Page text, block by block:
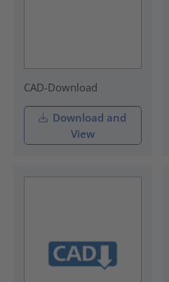
CAD-Download
Download and
View